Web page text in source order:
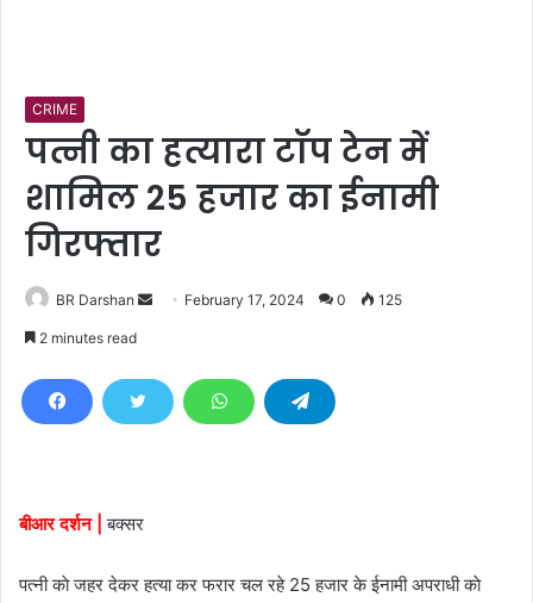
CRIME
पत्नी का हत्यारा टाॅप टेन में
शामिल 25 हजार का ईनामी
गिरफ्तार
BR Darshan
d
l
February 17, 2024 0 125
2 minutes read
बीआर दर्शन | बक्सर
पत्नी काे जहर देकर हत्या कर फरार चल रहे 25 हजार के ईनामी अपराधी काे